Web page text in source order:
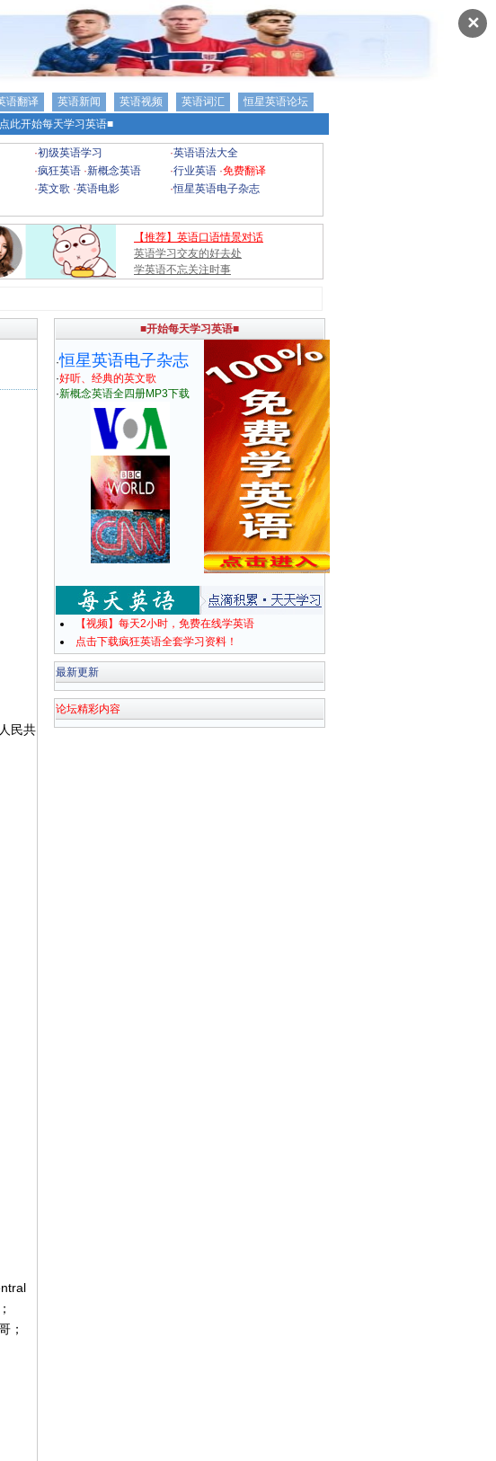
✕
语翻译 英语新闻 英语视频 英语词汇
恒星英语论坛
此开始每天学习英语■
·初级英语学习 ·英语语法大全
·疯狂英语 ·新概念英语 ·行业英语 ·免费翻译
·英文歌 ·英语电影 ·恒星英语电子杂志
【推荐】英语口语情景对话
英语学习交友的好去处
学英语不忘关注时事
民共
；
■开始每天学习英语■
·恒星英语电子杂志
·好听、经典的英文歌
·新概念英语全四册MP3下载
【视频】每天2小时，免费在线学英语
点击下载疯狂英语全套学习资料！
最新更新
论坛精彩内容